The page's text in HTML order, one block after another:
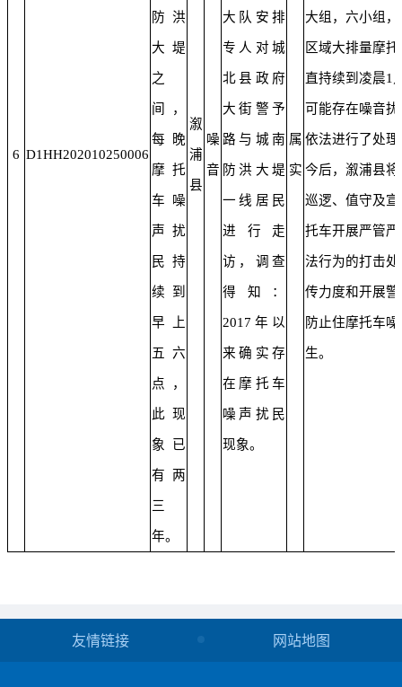
6 D1HH202010250006
防洪
大堤
之
间，
每晚
摩托
车噪
声扰
民持
续到
早上
五六
点，
此现
象已
有两
三
年。
溆
浦
县
噪
音
大队安排
专人对城
北县政府
大街警予
路与城南
防洪大堤
一线居民
进行走
访，调查
得知：
2017年以
来确实存
在摩托车
噪声扰民
现象。
属
实
大组，六小组
区域大排量摩
直持续到凌晨1
可能存在噪音
依法进行了处理
今后，溆浦县
巡逻、值守及
托车开展严管
法行为的打击
传力度和开展
防止住摩托车
生。
友情链接 网站地图